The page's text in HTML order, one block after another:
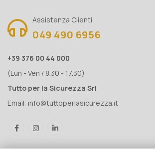
Assistenza Clienti
049 490 6956
+39 376 00 44 000
(Lun - Ven / 8.30 - 17.30)
Tutto per la Sicurezza Srl
Email: info@tuttoperlasicurezza.it